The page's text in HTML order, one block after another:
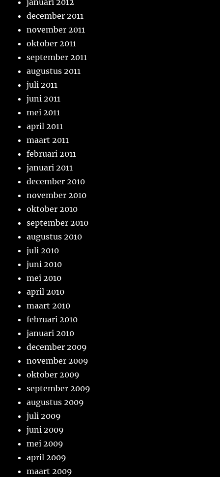
december 2011
november 2011
oktober 2011
september 2011
augustus 2011
juli 2011
juni 2011
mei 2011
april 2011
maart 2011
februari 2011
januari 2011
december 2010
november 2010
oktober 2010
september 2010
augustus 2010
juli 2010
juni 2010
mei 2010
april 2010
maart 2010
februari 2010
januari 2010
december 2009
november 2009
oktober 2009
september 2009
augustus 2009
juli 2009
juni 2009
mei 2009
april 2009
maart 2009